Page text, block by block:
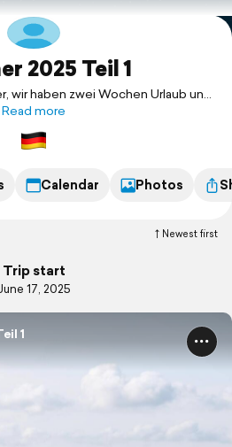
2025 Teil 1
wir haben zwei Wochen Urlaub und
Tage genießen.
gutem Wetter, die Stimmung an
ist bestens.
Read more
Calendar Photos
Newest first
Trip start
17, 2025
1